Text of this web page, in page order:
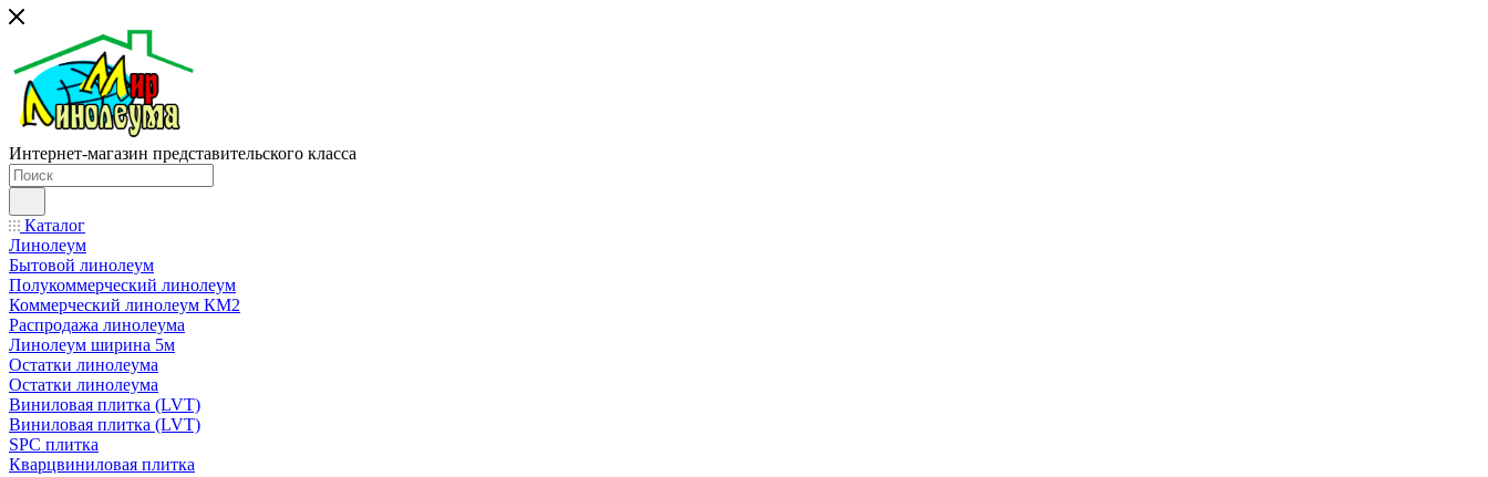
Интернет-магазин представительского класса
Каталог
Линолеум
Бытовой линолеум
Полукоммерческий линолеум
Коммерческий линолеум КМ2
Распродажа линолеума
Линолеум ширина 5м
Остатки линолеума
Остатки линолеума
Виниловая плитка (LVT)
Виниловая плитка (LVT)
SPC плитка
Кварцвиниловая плитка